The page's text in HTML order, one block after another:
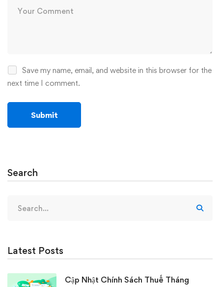
Save my name, email, and website in this browser for the
next time I comment.
Search
for:
Latest Posts
Cập Nhật Chính Sách Thuế Tháng